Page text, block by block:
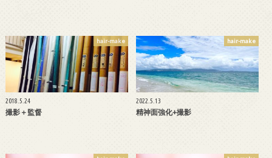
hair-make
2018.5.24
撮影＋監督
hair-make
2022.5.13
精神面強化+撮影